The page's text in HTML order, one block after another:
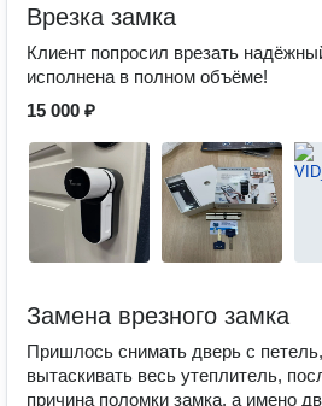
Врезка замка
Клиент попросил врезать
исполнена в полном объёме!
15 000 ₽
Замена врезного замка
Пришлось снимать дверь с
вытаскивать весь утеплитель,
причина поломки замка, а имено